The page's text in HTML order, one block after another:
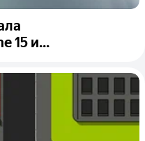
15 и...